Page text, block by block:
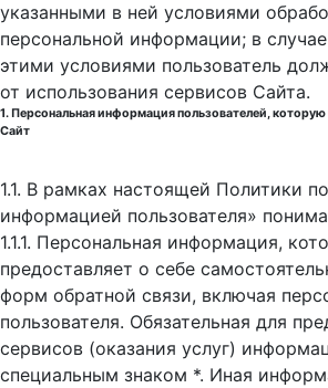
указанными в ней условиями
персональной информации; в случае
этими условиями пользователь
от использования сервисов Сайта.
1. Персональная информация пользователей,
Сайт
1.1. В рамках настоящей Политики
информацией пользователя»
1.1.1. Персональная информация,
предоставляет о себе
форм обратной связи, включая
пользователя. Обязательная для
сервисов (оказания услуг)
специальным знаком *. Иная